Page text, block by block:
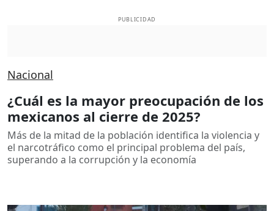
PUBLICIDAD
Nacional
¿Cuál es la mayor preocupación de los
mexicanos al cierre de 2025?
Más de la mitad de la población identifica la violencia y
el narcotráfico como el principal problema del país,
superando a la corrupción y la economía